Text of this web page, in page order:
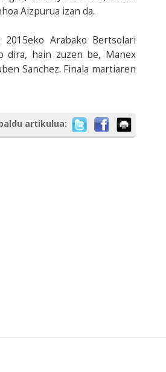
Aizpurua izan da.
Arabako Bertsolari
dira, hain zuzen be, Manex
Sanchez. Finala martiaren
artikulua: